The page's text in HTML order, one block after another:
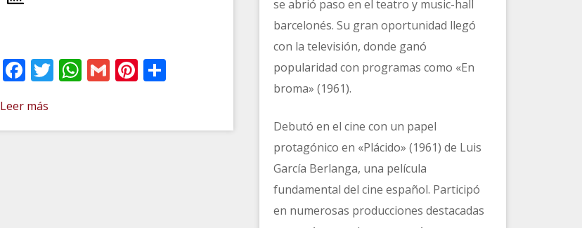
Facebook
Twitter
WhatsApp
GmailPinterest
Leer más
se abrió paso en el teatro y music-hall
barcelonés. Su gran oportunidad llegó
con la televisión, donde ganó
popularidad con programas como «En
broma» (1961).
Debutó en el cine con un papel
protagónico en «Plácido» (1961) de Luis
García Berlanga, una película
fundamental del cine español. Participó
en numerosas producciones destacadas